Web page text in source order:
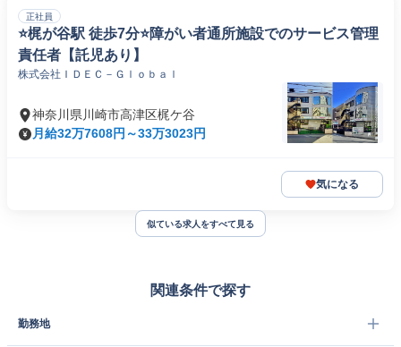
正社員
⭐梶が谷駅 徒歩7分⭐障がい者通所施設でのサービス管理
責任者【託児あり】
株式会社ＩＤＥＣ－Ｇｌｏｂａｌ
神奈川県川崎市高津区梶ケ谷
月給32万7608円～33万3023円
気になる
似ている求人をすべて見る
関連条件で探す
勤務地